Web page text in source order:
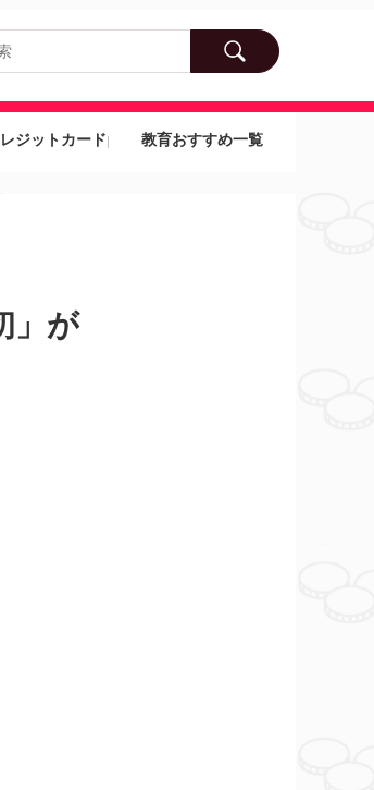
ジットカード 教育おすすめ一覧
」が